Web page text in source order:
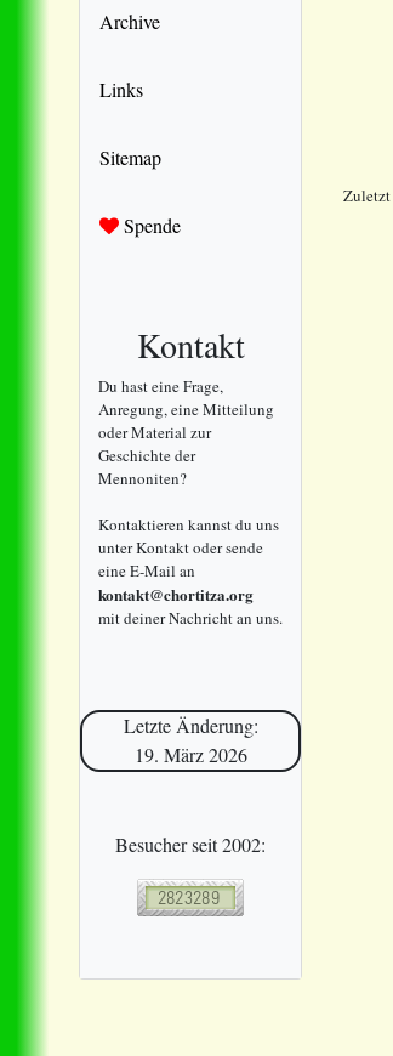
Archive
Links
Sitemap
Spende
Kontakt
Du hast eine Frage,
Anregung, eine Mitteilung
oder Material zur
Geschichte der
Mennoniten?
Kontaktieren kannst du uns
unter Kontakt oder sende
eine E-Mail an
kontakt@chortitza.org
mit deiner Nachricht an uns.
Letzte Änderung:
19. März 2026
Besucher seit 2002:
Zuletzt